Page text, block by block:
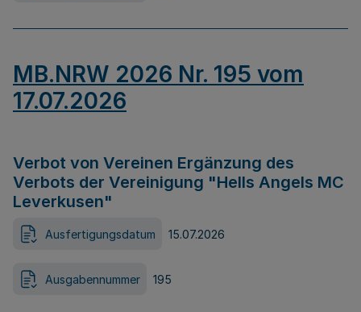
MB.NRW 2026 Nr. 195 vom
17.07.2026
Verbot von Vereinen Ergänzung des
Verbots der Vereinigung "Hells Angels MC
Leverkusen"
Ausfertigungsdatum 15.07.2026
Ausgabennummer 195